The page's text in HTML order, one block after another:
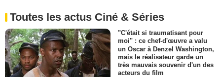
Toutes les actus Ciné & Séries
"C'était si traumatisant pour
moi" : ce chef-d'œuvre a valu
un Oscar à Denzel Washington,
mais le réalisateur garde un
très mauvais souvenir d'un des
acteurs du film